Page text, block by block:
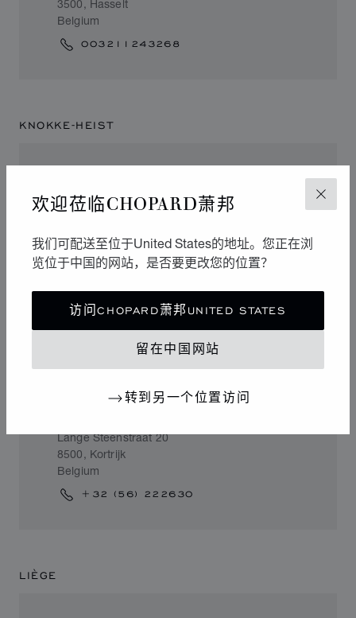
关闭
欢迎莅临CHOPARD萧邦
我们可配送至位于United States的地址。您正在浏
览位于中国的网站，是否要更改您的位置？
访问CHOPARD萧邦UNITED STATES
留在中国网站
转到另一个位置访问
3500, Hasselt
Belgium
003211243268
KNOKKE-HEIST
Kustlaan 201
Belgium
+32 (50) 607390
Lange Steenstraat 20
8500, Kortrijk
Belgium
+32 (56) 222630
LIÈGE